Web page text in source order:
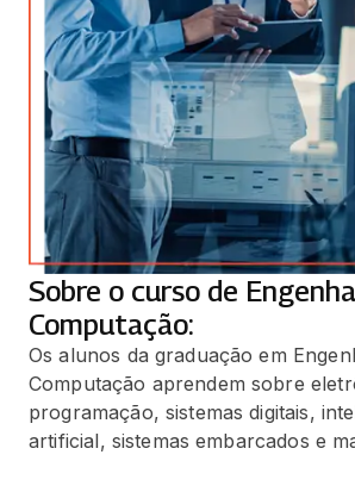
Sobre o curso de
Computação:
Os alunos da graduação em
Computação aprendem sobre
programação, sistemas digitais,
artificial, sistemas embarcados e